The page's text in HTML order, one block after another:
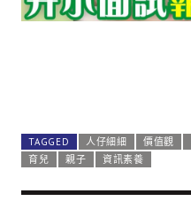
TAGGED 人仔細細 價值觀
育兒
親子 資訊素養